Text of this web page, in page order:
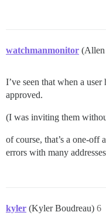
watchmanmonitor (Allen
I’ve seen that when a
approved.
(I was inviting them
of course, that’s a one-off
errors with many
kyler (Kyler Boudreau) 6